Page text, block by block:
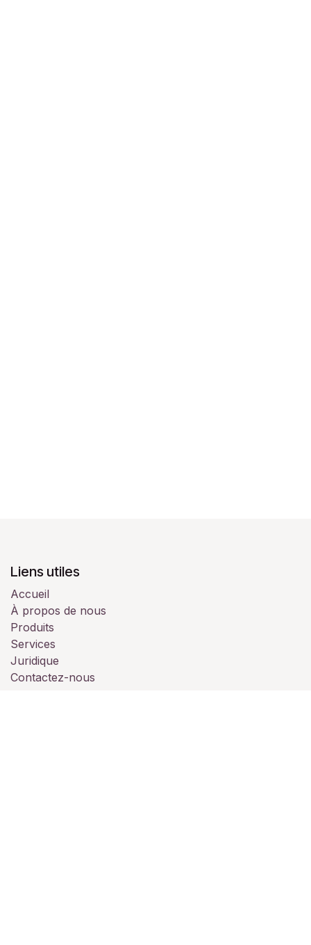
Liens utiles
Accueil
À propos de nous
Produits
Services
Juridique
Contactez-nous